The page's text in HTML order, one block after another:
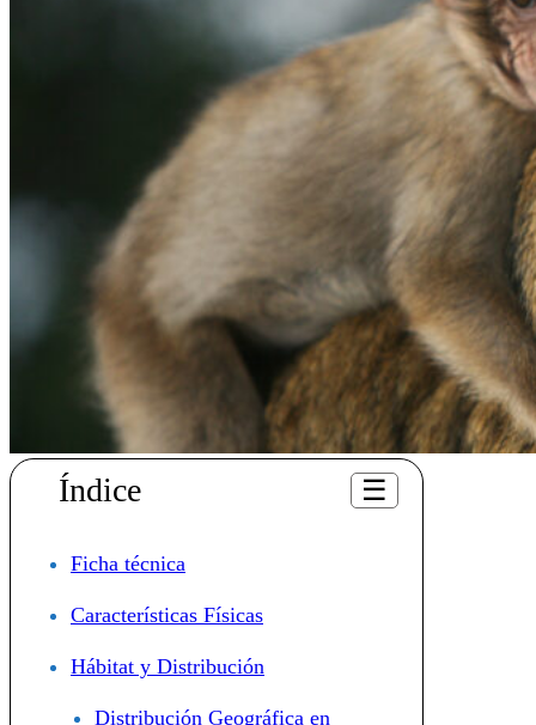
Índice ☰
Ficha técnica
Características Físicas
Hábitat y Distribución
Distribución Geográfica en